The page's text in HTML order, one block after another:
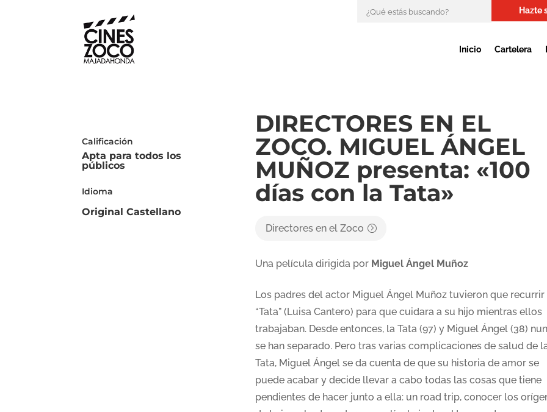
Hazte
Inicio Cartelera
Calificación
Apta para todos los
públicos
Idioma
Original Castellano
DIRECTORES EN EL
ZOCO. MIGUEL ÁNGEL
MUÑOZ presenta: «100
días con la Tata»
Directores en el Zoco
Una película dirigida por Miguel Ángel Muñoz
Los padres del actor Miguel Ángel Muñoz tuvieron que recurrir
“Tata” (Luisa Cantero) para que cuidara a su hijo mientras ellos
trabajaban. Desde entonces, la Tata (97) y Miguel Ángel (38)
se han separado. Pero tras varias complicaciones de salud de
Tata, Miguel Ángel se da cuenta de que su historia de amor se
puede acabar y decide llevar a cabo todas las cosas que tiene
pendientes de hacer junto a ella: un road trip, conocer los